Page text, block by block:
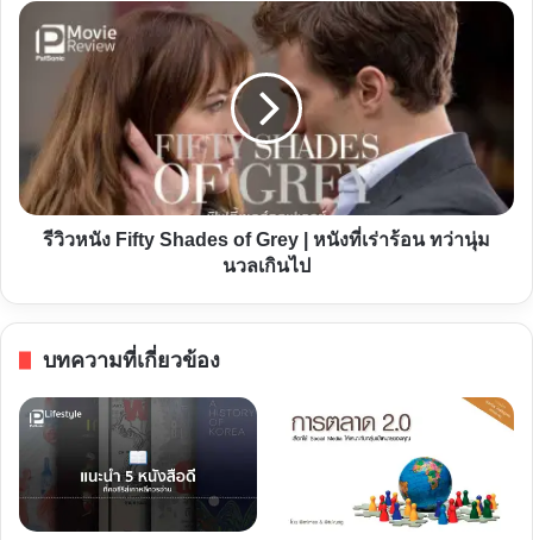
รีวิว
หนัง
Shades
Grey
|
หนัง
ทว่า
นวล
เกิน
ไป
รีวิวหนัง Fifty Shades of Grey | หนังที่เร่าร้อน ทว่านุ่ม
นวลเกินไป
บทความที่เกี่ยวข้อง